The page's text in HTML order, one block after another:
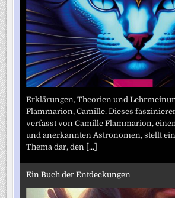
Erklärungen, Theorien und
Flammarion, Camille. Dieses
verfasst von Camille Flammarion,
und anerkannten Astronomen, stellt
Thema dar, den [...]
Ein Buch der Entdeckungen